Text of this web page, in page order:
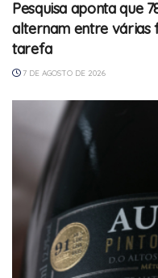
Pesquisa aponta que
alternam entre várias
tarefa
7 DE AGOSTO DE 2026